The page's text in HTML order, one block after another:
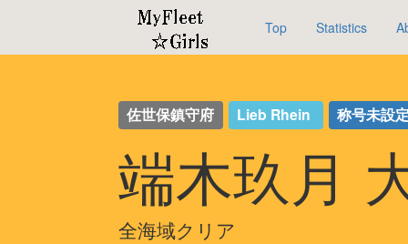
Top Statistics
佐世保鎮守府 Lieb Rhein 称号未設
端木玖月
全海域クリア